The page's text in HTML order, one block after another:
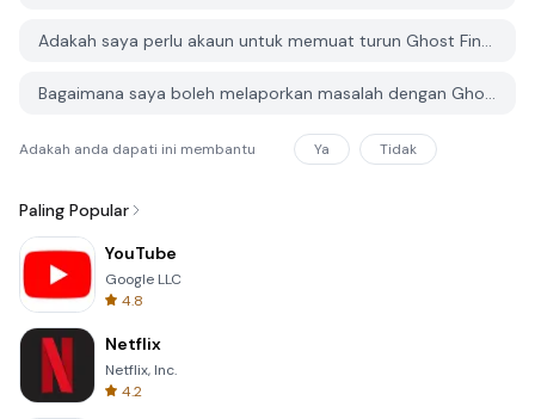
Adakah saya perlu akaun untuk memuat turun Ghost Finder dari PGYER APK HUB?
Bagaimana saya boleh melaporkan masalah dengan Ghost Finder di PGYER APK HUB?
Adakah anda dapati ini membantu Ya Tidak
Paling Popular
YouTube
Google LLC
4.8
Netflix
Netflix, Inc.
4.2